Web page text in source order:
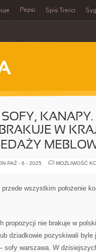
Pepsi Spis Treści
W
PAŹ - 6 - 2025
MOŻLIWOŚĆ
przede wszystkim położenie
propozycji nie brakuje w
dziadkowie pozyskiwali byle
sofy warszawa. W